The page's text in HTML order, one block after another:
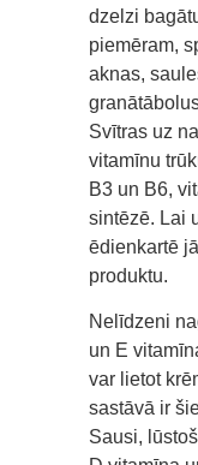
dzelzi
piemēram,
aknas,
Svītras uz
vitamīnu
B3 un B6,
sintēzē. Lai
ēdienkartē
produktu.
Nelīdzeni
un E
var lietot
sastāvā ir
Sausi,